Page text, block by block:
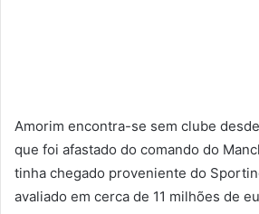
Amorim encontra-se sem clube
que foi afastado do comando do
tinha chegado proveniente do
avaliado em cerca de 11 milhões de